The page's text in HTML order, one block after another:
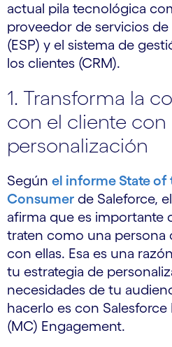
actual pila tecnológica
proveedor de servicios
(ESP) y el sistema de
los clientes (CRM).
1. Transforma la
con el cliente
personalización
Según el informe State
Consumer de Saleforce,
afirma que es importante
traten como una persona
con ellas. Esa es una
tu estrategia de
necesidades de tu
hacerlo es con
(MC) Engagement.